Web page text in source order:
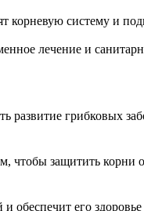
систему и
лечение и
развитие грибковых
чтобы защитить
обеспечит его